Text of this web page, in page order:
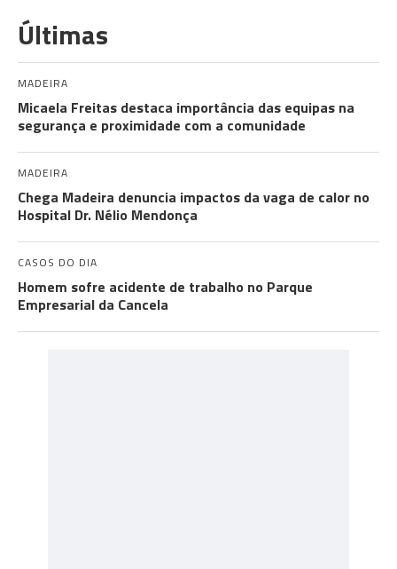
Últimas
MADEIRA
Micaela Freitas destaca importância das equipas na
segurança e proximidade com a comunidade
MADEIRA
Chega Madeira denuncia impactos da vaga de calor no
Hospital Dr. Nélio Mendonça
CASOS DO DIA
Homem sofre acidente de trabalho no Parque
Empresarial da Cancela